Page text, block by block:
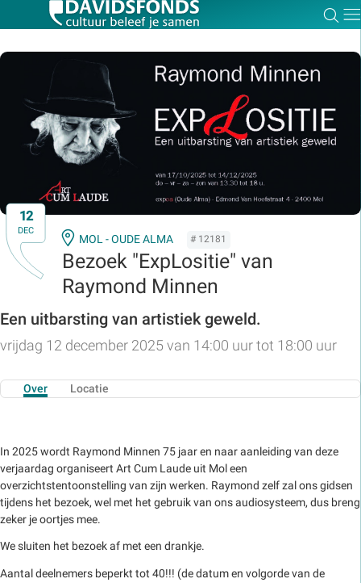
12
DEC
MOL - OUDE ALMA # 12181
Bezoek "ExpLositie" van
Raymond Minnen
Een uitbarsting van artistiek geweld.
vrijdag 12 december 2025 van 14:00 uur tot 18:00 uur
Over Locatie
In 2025 wordt Raymond Minnen 75 jaar en naar aanleiding van deze
verjaardag organiseert Art Cum Laude uit Mol een
overzichtstentoonstelling van zijn werken. Raymond zelf zal ons gidsen
tijdens het bezoek, wel met het gebruik van ons audiosysteem, dus breng
zeker je oortjes mee.
We sluiten het bezoek af met een drankje.
Aantal deelnemers beperkt tot 40!!! (de datum en volgorde van de